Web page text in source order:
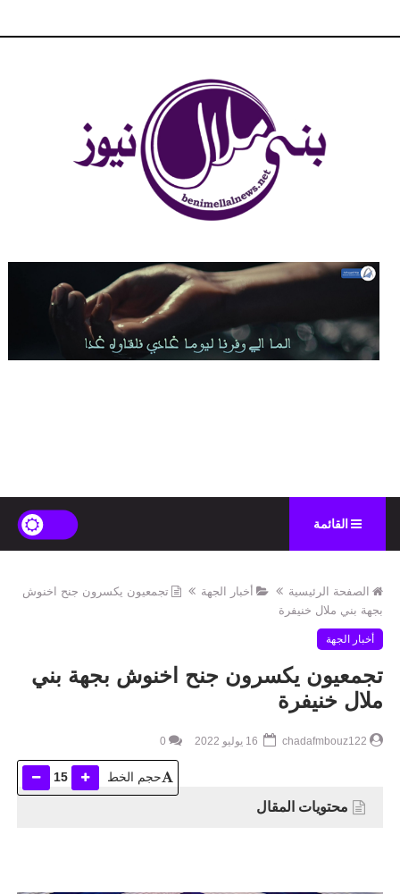
القائمة
الصفحة الرئيسية أخبار الجهة
تجمعيون يكسرون جنح اخنوش
بجهة بني ملال خنيفرة
أخبار الجهة
تجمعيون يكسرون جنح اخنوش بجهة بني
ملال خنيفرة
chadafmbouz122
0
حجم الخط 15
محتويات المقال